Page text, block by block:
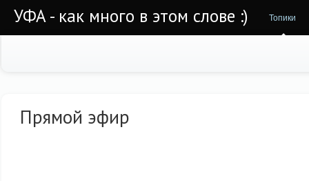
УФА - как много в этом слове :) Топики
Прямой эфир